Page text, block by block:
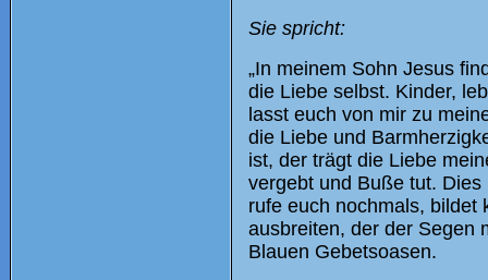
Sie spricht:
„In meinem Sohn Jesus
die Liebe selbst. Kinder,
lasst euch von mir zu
die Liebe und
ist, der trägt die Liebe
vergebt und Buße tut.
rufe euch nochmals, bildet
ausbreiten, der der Segen
Blauen Gebetsoasen.